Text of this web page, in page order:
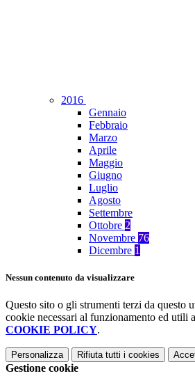
2016
Gennaio
Febbraio
Marzo
Aprile
Maggio
Giugno
Luglio
Agosto
Settembre
Ottobre 2
Novembre 76
Dicembre 1
Nessun contenuto da visualizzare
Questo sito o gli strumenti terzi da questo
cookie necessari al funzionamento ed utili
COOKIE POLICY.
Personalizza Rifiuta tutti i cookies
Gestione cookie